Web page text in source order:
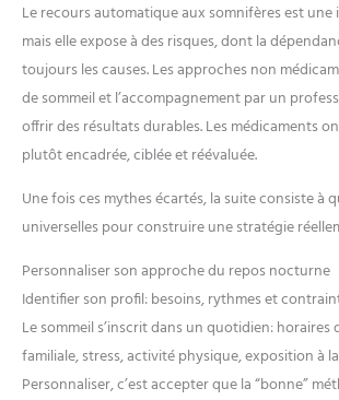
Le recours automatique aux somnifères est une
mais elle expose à des risques, dont la
toujours les causes. Les approches non
de sommeil et l’accompagnement par un
offrir des résultats durables. Les médicaments
plutôt encadrée, ciblée et réévaluée.
Une fois ces mythes écartés, la suite consiste à
universelles pour construire une stratégie
Personnaliser son approche du repos nocturne
Identifier son profil: besoins, rythmes et
Le sommeil s’inscrit dans un quotidien: horaires
familiale, stress, activité physique, exposition à
Personnaliser, c’est accepter que la “bonne”